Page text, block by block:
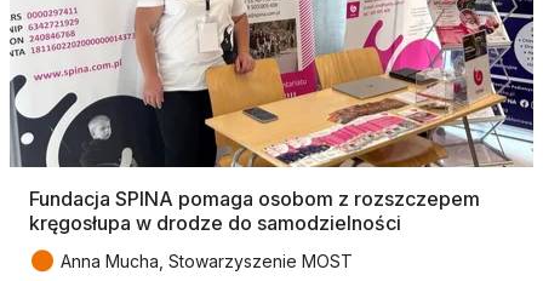
Fundacja SPINA pomaga osobom z rozszczepem
kręgosłupa w drodze do samodzielności
● Anna Mucha, Stowarzyszenie MOST